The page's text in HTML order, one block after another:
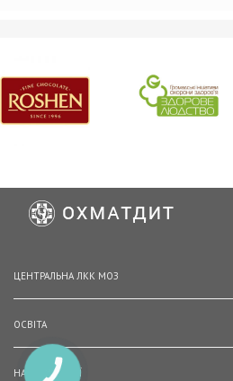
ЦЕНТРАЛЬНА ЛКК МОЗ
ОСВІТА
НАШІ ВАКАНСІЇ
КНОПКА
ЗВ'ЯЗКУ